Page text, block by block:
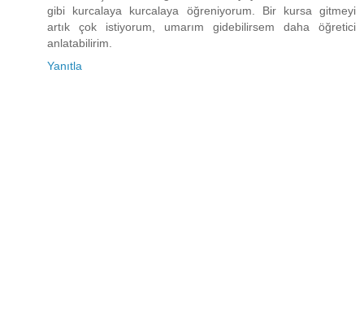
gibi kurcalaya kurcalaya öğreniyorum. Bir kursa gitmeyi
artık çok istiyorum, umarım gidebilirsem daha öğretici
anlatabilirim.
Yanıtla